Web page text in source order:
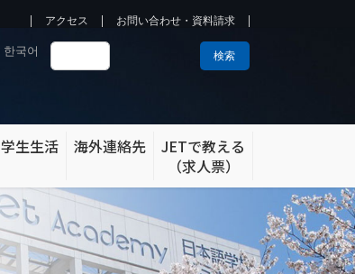
アクセス お問い合わせ・資料請求
한국어 検索
学生生活 海外連絡先
JETで教える
（求人票）